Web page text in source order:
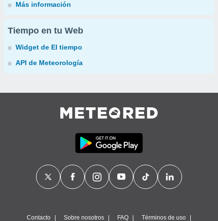
Más información
Tiempo en tu Web
Widget de El tiempo
API de Meteorología
Contacto Sobre nosotros FAQ Términos de uso